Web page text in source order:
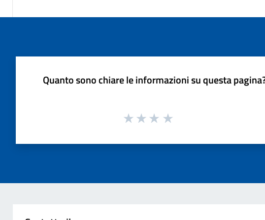
Quanto sono chiare le informazioni su questa